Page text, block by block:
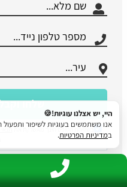
בשליחת הטופס הינך מאשר/ת את
באפשרותכם
היי, יש אצלנו עוגיות!🍪
אנו משתמשים בעוגיות לשיפור
במדיניות הפרטיות.